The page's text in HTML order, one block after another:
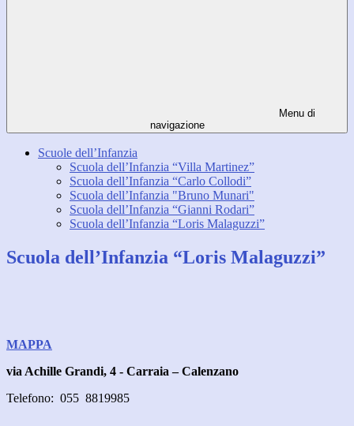
Menu di
navigazione
Scuole dell’Infanzia
Scuola dell’Infanzia “Villa Martinez”
Scuola dell’Infanzia “Carlo Collodi”
Scuola dell’Infanzia "Bruno Munari"
Scuola dell’Infanzia “Gianni Rodari”
Scuola dell’Infanzia “Loris Malaguzzi”
Scuola dell’Infanzia “Loris Malaguzzi”
MAPPA
via Achille Grandi, 4 - Carraia – Calenzano
Telefono: 055 8819985